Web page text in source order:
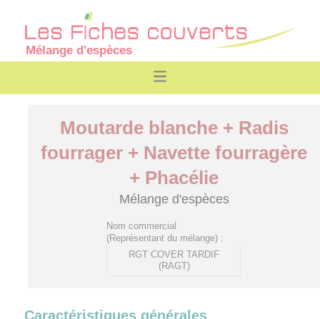
Mélange d'espèces
Moutarde blanche + Radis
fourrager + Navette fourragère
+ Phacélie
Mélange d'espèces
Nom commercial
(Représentant du mélange) :
RGT COVER TARDIF
(RAGT)
Caractéristiques générales